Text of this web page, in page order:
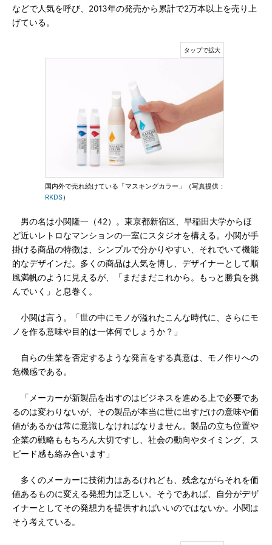
などで人気を呼び、2013年の発売から累計で2万本以上を売り上
げている。
国内外で売れ続けている「マスキングカラー」（写真提供：
RKDS）
男の名は小関隆一（42）。東京都新宿区、早稲田大学からほ
ど近いレトロなマンションの一室にスタジオを構える。小関が手
掛ける商品の特徴は、シンプルで分かりやすい、それでいて機能
的なデザインだ。多くの商品は人気を博し、デザイナーとして順
風満帆のように見えるが、「まだまだこれから。もっと勝負を挑
んでいく」と息巻く。
小関は言う。「世の中にモノが溢れたこんな時代に、さらにモ
ノを作る意味や目的は一体何でしょうか？」
自らの生業を否定するような発言をする真意は、モノ作りへの
危機感である。
「メーカーが新製品を出すのはビジネスを進める上で必要であ
るのは変わりないが、その製品が本当に世に出すだけの意味や価
値があるかは常に意識しなければなりません。製品の立ち位置や
企業の戦略ももちろん大切ですし、社会の動向やタイミング、ス
ピード感も絡み合います」
多くのメーカーに技術力はあるけれども、残念ながらそれを価
値あるものに変える発想力は乏しい。そうであれば、自分がデザ
イナーとしてその発想力を提供すればいいのではないか。小関は
そう考えている。